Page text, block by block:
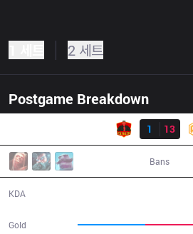
2 세트
Postgame Breakdown
1
13
Bans
KDA
Gold